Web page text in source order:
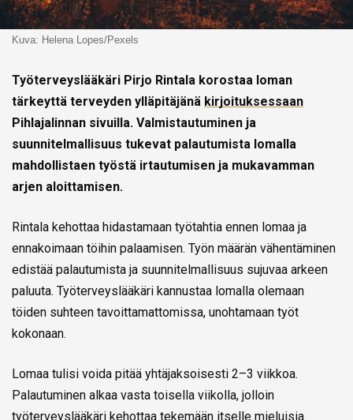
Kuva: Helena Lopes/Pexels
Työterveyslääkäri Pirjo Rintala korostaa loman
tärkeyttä terveyden ylläpitäjänä kirjoituksessaan
Pihlajalinnan sivuilla. Valmistautuminen ja
suunnitelmallisuus tukevat palautumista lomalla
mahdollistaen työstä irtautumisen ja mukavamman
arjen aloittamisen.
Rintala kehottaa hidastamaan työtahtia ennen lomaa ja
ennakoimaan töihin palaamisen. Työn määrän vähentäminen
edistää palautumista ja suunnitelmallisuus sujuvaa arkeen
paluuta. Työterveyslääkäri kannustaa lomalla olemaan
töiden suhteen tavoittamattomissa, unohtamaan työt
kokonaan.
Lomaa tulisi voida pitää yhtäjaksoisesti 2–3 viikkoa.
Palautuminen alkaa vasta toisella viikolla, jolloin
työterveyslääkäri kehottaa tekemään itselle mieluisia